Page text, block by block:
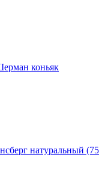
коньяк
натуральный (75